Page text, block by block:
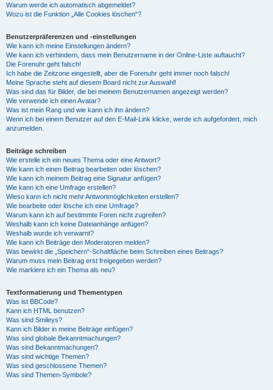
Warum werde ich automatisch abgemeldet?
Wozu ist die Funktion „Alle Cookies löschen“?
Benutzerpräferenzen und -einstellungen
Wie kann ich meine Einstellungen ändern?
Wie kann ich verhindern, dass mein Benutzername in der Online-Liste auftaucht?
Die Forenuhr geht falsch!
Ich habe die Zeitzone eingestellt, aber die Forenuhr geht immer noch falsch!
Meine Sprache steht auf diesem Board nicht zur Auswahl!
Was sind das für Bilder, die bei meinem Benutzernamen angezeigt werden?
Wie verwende ich einen Avatar?
Was ist mein Rang und wie kann ich ihn ändern?
Wenn ich bei einem Benutzer auf den E-Mail-Link klicke, werde ich aufgefordert, mich
anzumelden.
Beiträge schreiben
Wie erstelle ich ein neues Thema oder eine Antwort?
Wie kann ich einen Beitrag bearbeiten oder löschen?
Wie kann ich meinem Beitrag eine Signatur anfügen?
Wie kann ich eine Umfrage erstellen?
Wieso kann ich nicht mehr Antwortmöglichkeiten erstellen?
Wie bearbeite oder lösche ich eine Umfrage?
Warum kann ich auf bestimmte Foren nicht zugreifen?
Weshalb kann ich keine Dateianhänge anfügen?
Weshalb wurde ich verwarnt?
Wie kann ich Beiträge den Moderatoren melden?
Was bewirkt die „Speichern“-Schaltfläche beim Schreiben eines Beitrags?
Warum muss mein Beitrag erst freigegeben werden?
Wie markiere ich ein Thema als neu?
Textformatierung und Thementypen
Was ist BBCode?
Kann ich HTML benutzen?
Was sind Smileys?
Kann ich Bilder in meine Beiträge einfügen?
Was sind globale Bekanntmachungen?
Was sind Bekanntmachungen?
Was sind wichtige Themen?
Was sind geschlossene Themen?
Was sind Themen-Symbole?